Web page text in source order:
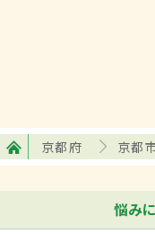
京都府 京都
悩み